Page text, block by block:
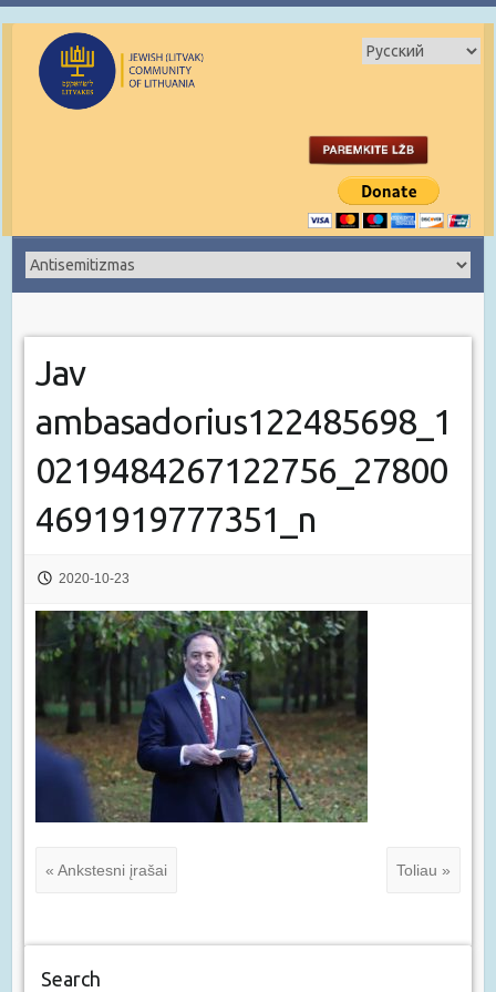
Jav
ambasadorius122485698_1
0219484267122756_27800
4691919777351_n
2020-10-23
« Ankstesni įrašai Toliau »
Search